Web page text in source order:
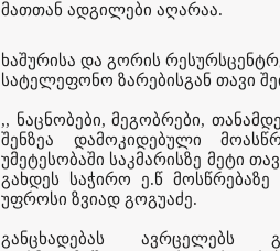
მათთან ადგილები აღარაა.
ხაშურისა და გორის
სატელეფონო ზარებისგან თავი
,, ნაცნობები, მეგობრები,
შენზეა დამოკიდებული
უმეტესობაში საკმარისზე მეტი
გახდეს საჭირო ე.წ მოსწრებაზე
უფროსი ზვიად გოგუაძე.
განცხადებას ავრცელებს